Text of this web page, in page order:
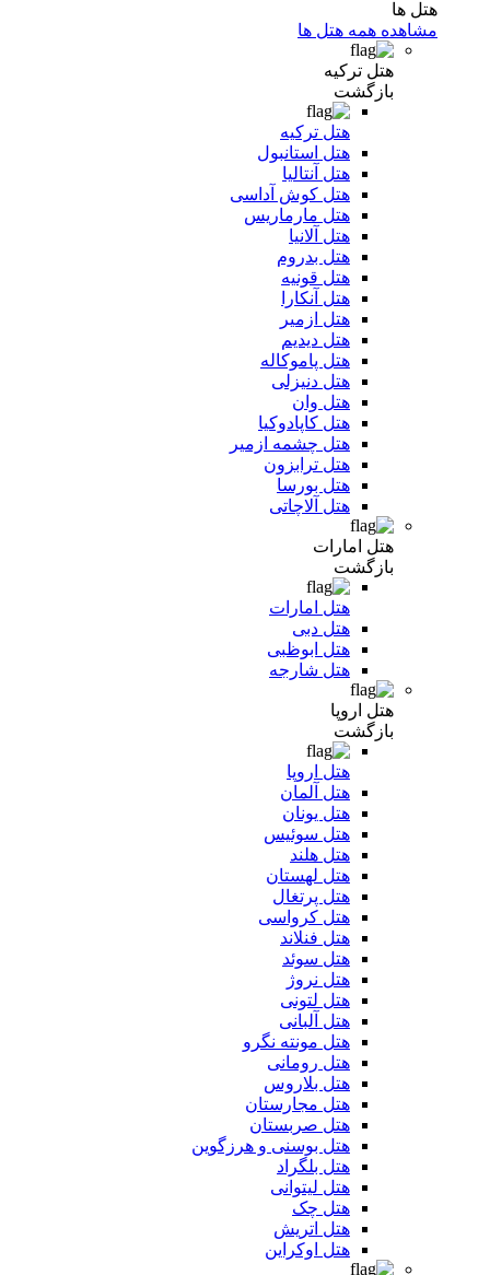
هتل ها
مشاهده همه هتل ها
هتل ترکیه
بازگشت
هتل ترکیه
هتل استانبول
هتل آنتالیا
هتل کوش آداسی
هتل مارماریس
هتل آلانیا
هتل بدروم
هتل قونیه
هتل آنکارا
هتل ازمیر
هتل دیدیم
هتل پاموکاله
هتل دنیزلی
هتل وان
هتل کاپادوکیا
هتل چشمه ازمیر
هتل ترابزون
هتل بورسا
هتل آلاچاتی
هتل امارات
بازگشت
هتل امارات
هتل دبی
هتل ابوظبی
هتل شارجه
هتل اروپا
بازگشت
هتل اروپا
هتل آلمان
هتل یونان
هتل سوئیس
هتل هلند
هتل لهستان
هتل پرتغال
هتل کرواسی
هتل فنلاند
هتل سوئد
هتل نروژ
هتل لتونی
هتل آلبانی
هتل مونته نگرو
هتل رومانی
هتل بلاروس
هتل مجارستان
هتل صربستان
هتل بوسنی و هرزگوین
هتل بلگراد
هتل لیتوانی
هتل چک
هتل اتریش
هتل اوکراین